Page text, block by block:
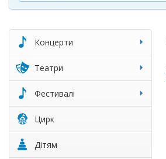
Концерти
Театри
Фестивалі
Цирк
Дітям